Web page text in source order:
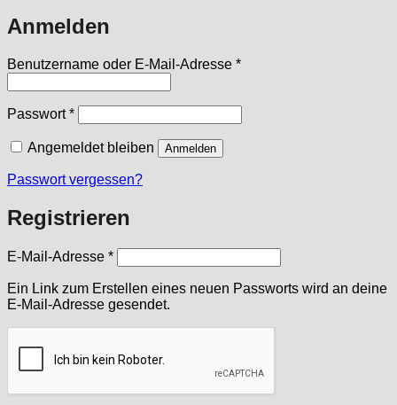
Anmelden
Benutzername oder E-Mail-Adresse *Erforderlich
Passwort*Erforderlich
Angemeldet bleiben Anmelden
Passwort vergessen?
Registrieren
E-Mail-Adresse *Erforderlich
Ein Link zum Erstellen eines neuen Passworts wird an deine
E-Mail-Adresse gesendet.